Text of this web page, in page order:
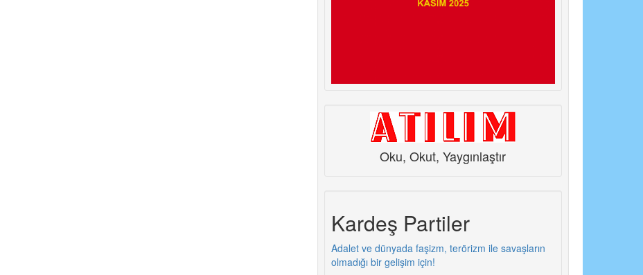
Oku, Okut, Yaygınlaştır
Kardeş Partiler
Adalet ve dünyada faşizm, terörizm ile savaşların
olmadığı bir gelişim için!